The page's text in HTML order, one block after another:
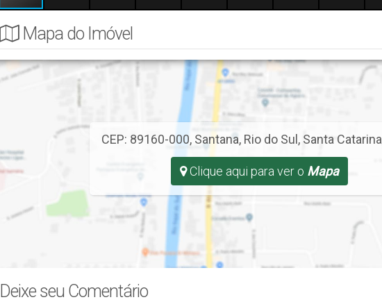
Mapa do Imóvel
CEP: 89160-000, Santana, Rio do Sul, Santa Catarina
Clique aqui para ver o Mapa
Deixe seu Comentário